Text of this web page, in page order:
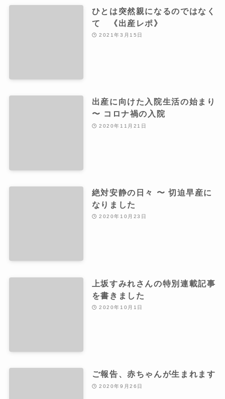
ひとは突然親になるのではなく
て 《出産レポ》
2021年3月15日
出産に向けた入院生活の始まり
〜 コロナ禍の入院
2020年11月21日
絶対安静の日々 〜 切迫早産に
なりました
2020年10月23日
上坂すみれさんの特別連載記事
を書きました
2020年10月1日
ご報告、赤ちゃんが生まれます
2020年9月26日